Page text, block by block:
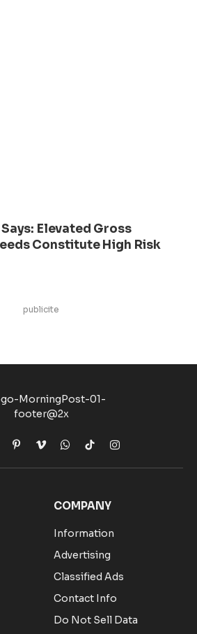
Says: Elevated Gross
Constitute High Risk
publicite
Pinterest
VimeoWhatsApp
TikTokInstagram
COMPANY
Information
Advertising
Classified Ads
Contact Info
Do Not Sell Data